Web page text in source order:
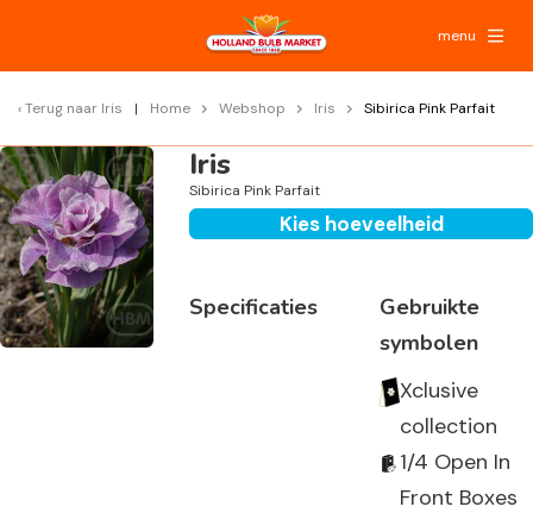
menu
Terug naar Iris Home Webshop Iris Sibirica Pink Parfait
Iris
Sibirica Pink Parfait
Kies hoeveelheid
Specificaties
Gebruikte
symbolen
Xclusive
collection
1/4 Open In
Front Boxes